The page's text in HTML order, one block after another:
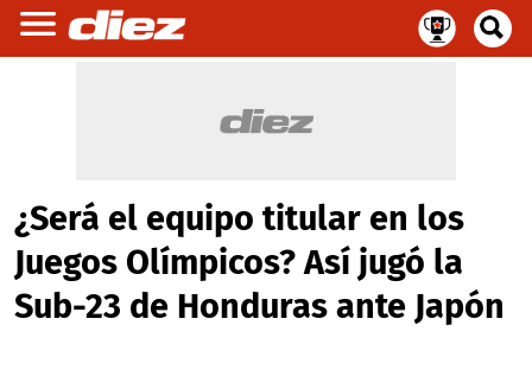
¿Será el equipo titular en los
Juegos Olímpicos? Así jugó la
Sub-23 de Honduras ante Japón